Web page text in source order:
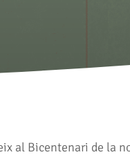
al Bicentenari de la